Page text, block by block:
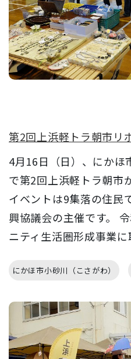
第2回上浜軽トラ朝市リ
4月16日（日）、にかほ
で第2回上浜軽トラ朝市
イベントは9集落の住民
興協議会の主催です。
ニティ生活圏形成事業
にかほ市小砂川（こさがわ）